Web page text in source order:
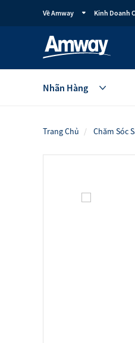
Về Amway Kinh Doanh
Nhãn Hàng
Dinh Dưỡng
Thương Hiệu
Buổi Sáng
Trang Chủ Chăm Sóc